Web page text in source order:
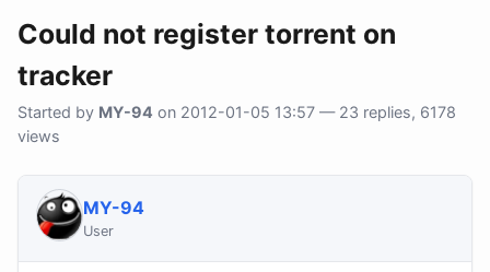
Could not register torrent on
tracker
Started by MY-94 on 2012-01-05 13:57 — 23 replies, 6178
views
MY-94
User